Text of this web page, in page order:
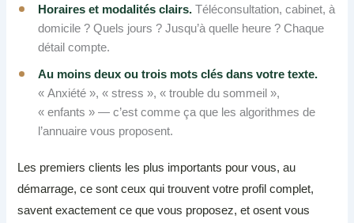
Horaires et modalités clairs. Téléconsultation, cabinet, à
domicile ? Quels jours ? Jusqu’à quelle heure ? Chaque
détail compte.
Au moins deux ou trois mots clés dans votre texte.
« Anxiété », « stress », « trouble du sommeil »,
« enfants » — c’est comme ça que les algorithmes de
l’annuaire vous proposent.
Les premiers clients les plus importants pour vous, au
démarrage, ce sont ceux qui trouvent votre profil complet,
savent exactement ce que vous proposez, et osent vous